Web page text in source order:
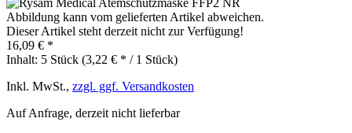
Abbildung kann vom gelieferten Artikel abweichen.
Dieser Artikel steht derzeit nicht zur Verfügung!
16,09 € *
Inhalt: 5 Stück (3,22 € * / 1 Stück)
Inkl. MwSt., zzgl. ggf. Versandkosten
Auf Anfrage, derzeit nicht lieferbar